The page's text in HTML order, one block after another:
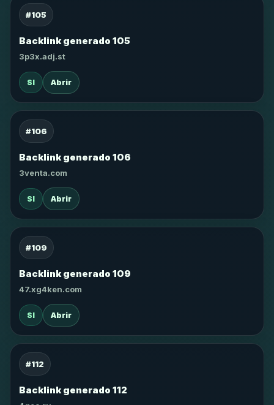
#105
Backlink generado 105
3p3x.adj.st
SI Abrir
#106
Backlink generado 106
3venta.com
SI Abrir
#109
Backlink generado 109
47.xg4ken.com
SI Abrir
#112
Backlink generado 112